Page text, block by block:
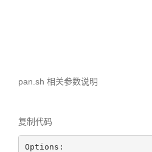
pan.sh 相关参数说明
复制代码
Options: